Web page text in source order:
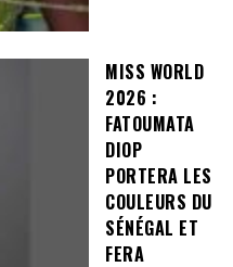
MISS WORLD
2026 :
FATOUMATA
DIOP
PORTERA LES
COULEURS DU
SÉNÉGAL ET
FERA